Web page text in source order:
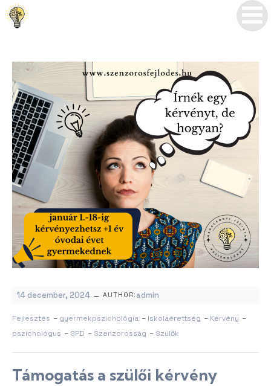
14 december, 2024 – AUTHOR: admin
Fejlesztés – gyermekpszichológia – Iskolaérettség – Kérvény –
pszichológus – SPD – Szenzorosság – Szülők
Támogatás a szülői kérvény